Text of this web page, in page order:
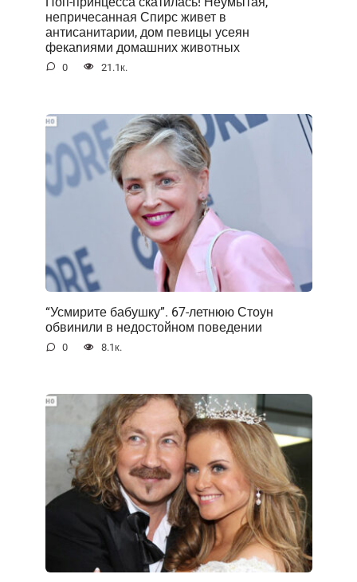
непричесанная Спирс живет в
антисанитарии, дом певицы усеян
фекаnиями домашних животных
0 21.1к.
“Усмирите бабушку”. 67-летнюю Стоун
обвинили в недостойном поведении
0 8.1к.